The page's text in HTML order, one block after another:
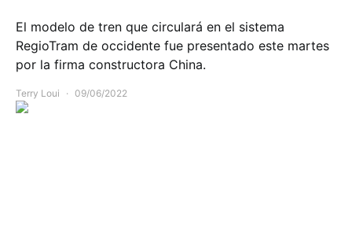
El modelo de tren que circulará en el sistema
RegioTram de occidente fue presentado este martes
por la firma constructora China.
Terry Loui 09/06/2022